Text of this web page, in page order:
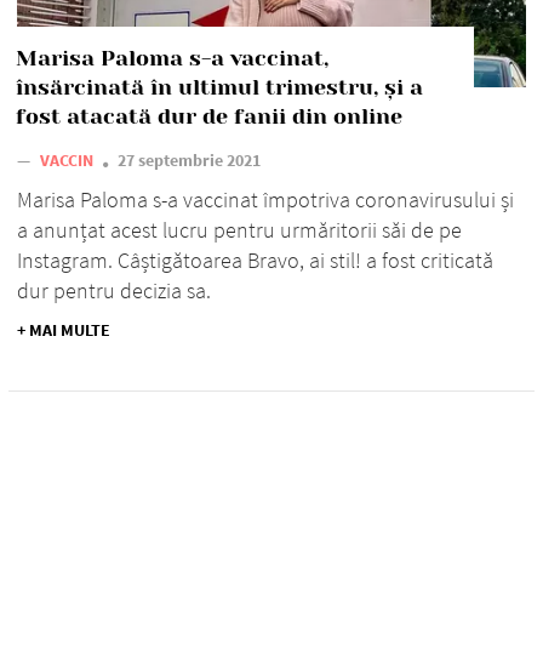
Marisa Paloma s-a vaccinat,
însărcinată în ultimul trimestru, și a
fost atacată dur de fanii din online
— VACCIN 27 septembrie 2021
Marisa Paloma s-a vaccinat împotriva coronavirusului și
a anunțat acest lucru pentru urmăritorii săi de pe
Instagram. Câștigătoarea Bravo, ai stil! a fost criticată
dur pentru decizia sa.
+ MAI MULTE